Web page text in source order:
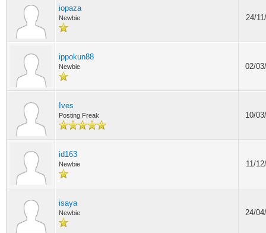
iopaza
Newbie 24/
ippokun88
Newbie 02/
Ives
Posting Freak 10/
id163
Newbie 11/
isaya
Newbie 24/